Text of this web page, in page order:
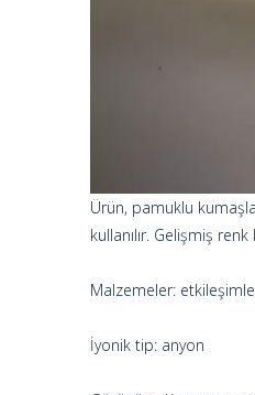
Ürün, pamuklu
kullanılır. Gelişmiş
Malzemeler:
İyonik tip: anyon